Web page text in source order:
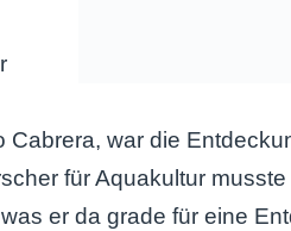
war die
für Aquakultur
er da grade für eine